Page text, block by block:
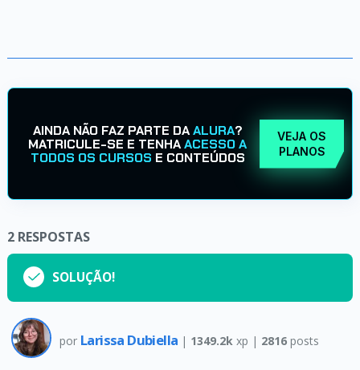
AINDA NÃO FAZ PARTE DAALURA?
MATRICULE-SE E TENHAACESSO A
TODOS OS CURSOS E CONTEÚDOS
VEJA OS
PLANOS
2 RESPOSTAS
SOLUÇÃO!
por Larissa Dubiella | 1349.2k xp | 2816posts